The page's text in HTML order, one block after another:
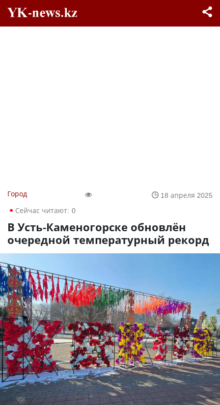
Город
18 апреля 2025
Сейчас читают: 0
В Усть-Каменогорске обновлён
очередной температурный рекорд